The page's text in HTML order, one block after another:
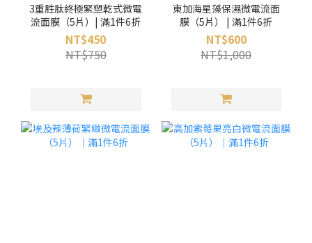
3重胜肽終極緊塑乾式微電
流面膜（5片）| 滿1件6折
NT$450
NT$750
東加海星藻保濕微電流面
膜（5片） | 滿1件6折
NT$600
NT$1,000